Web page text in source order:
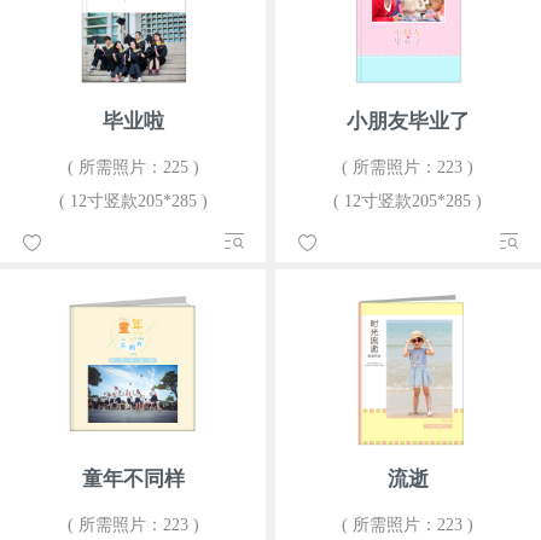
毕业啦
( 所需照片：225 )
( 12寸竖款205*285 )
小朋友毕业了
( 所需照片：223 )
( 12寸竖款205*285 )
童年不同样
( 所需照片：223 )
流逝
( 所需照片：223 )